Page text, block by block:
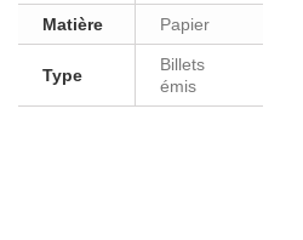
Matière Papier
Type
Billets
émis